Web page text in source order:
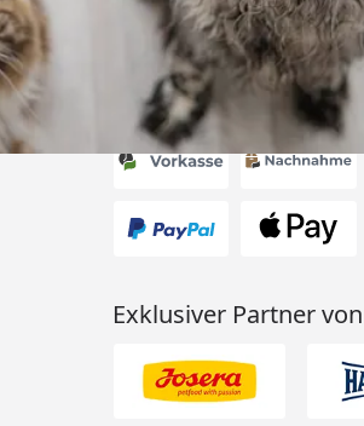
Akzeptierte
Exklusiver Partner von